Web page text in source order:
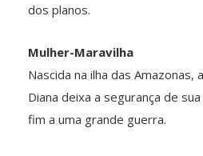
dos planos.
Mulher-Maravilha
Nascida na ilha das Amazonas,
Diana deixa a segurança de
fim a uma grande guerra.